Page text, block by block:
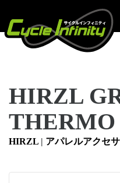
テ
HIRZL
THERMO
HIRZL | アパレルアクセ